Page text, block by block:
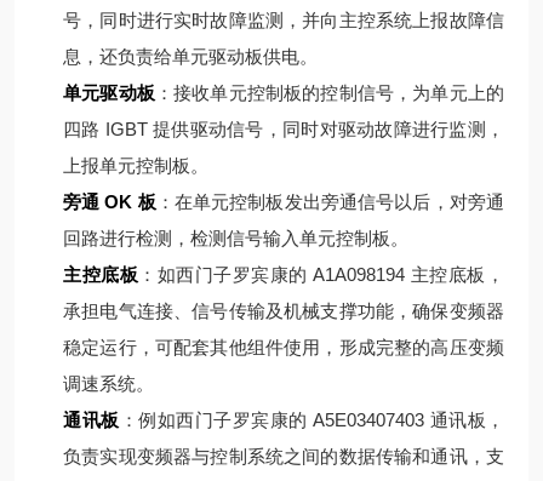
号，同时进行实时故障监测，并向主控系统上报故障信
息，还负责给单元驱动板供电。
单元驱动板 ：接收单元控制板的控制信号，为单元上的
四路 IGBT 提供驱动信号，同时对驱动故障进行监测，
上报单元控制板。
旁通 OK 板 ：在单元控制板发出旁通信号以后，对旁通
回路进行检测，检测信号输入单元控制板。
主控底板 ：如西门子罗宾康的 A1A098194 主控底板，
承担电气连接、信号传输及机械支撑功能，确保变频器
稳定运行，可配套其他组件使用，形成完整的高压变频
调速系统。
通讯板 ：例如西门子罗宾康的 A5E03407403 通讯板，
负责实现变频器与控制系统之间的数据传输和通讯，支